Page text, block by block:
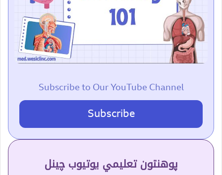
Subscribe to Our YouTube Channel
Subscribe
پوهنتون تعلیمي یوتیوب چینل